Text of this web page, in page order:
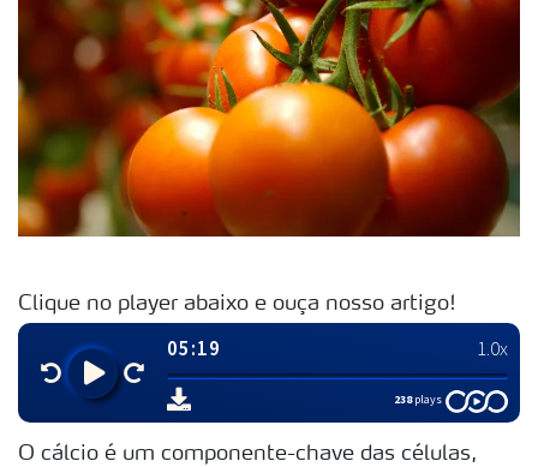
Clique no player abaixo e ouça nosso artigo!
O cálcio é um componente-chave das células,